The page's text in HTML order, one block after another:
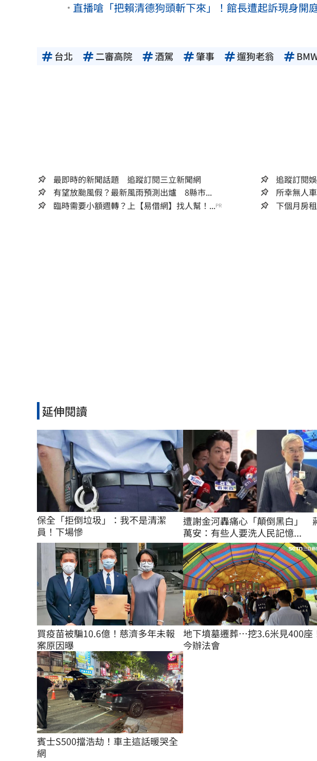
直播嗆「把賴清德狗頭斬下來」！館長遭起訴現身開
台北 二審高院 酒駕 肇事 遛狗老翁
最即時的新聞話題 追蹤訂閱三立新聞網
追蹤訂閱
有望放颱風假？最新風雨預測出爐 8縣市...
所幸無人
臨時需要小額週轉？上【易借網】找人幫！...PR 下個月房
延伸閱讀
保全「拒倒垃圾」：我不是清潔
員！下場慘
遭謝金河轟痛心「顛倒黑白」
萬安：有些人要洗人民記憶...
買疫苗被騙10.6億！慈濟多年未報
案原因曝
地下墳墓遷葬…挖3.6米見400座
今辦法會
賓士S500擋浩劫！車主這話暖哭全
網